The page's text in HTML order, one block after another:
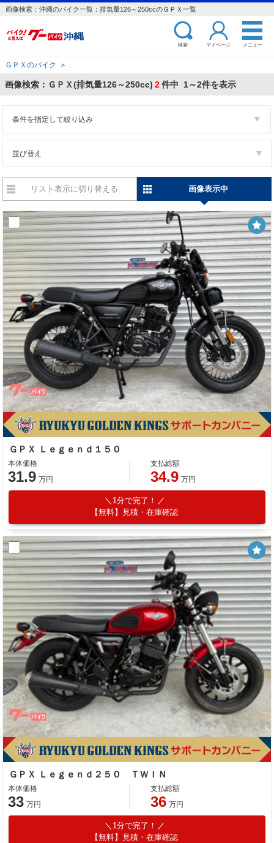
画像検索：沖縄のバイク一覧：排気量126～250ccのＧＰＸ一覧
検索 マイページ メニュー
ＧＰＸのバイク ＞
画像検索：ＧＰＸ(排気量126～250cc) 2件中 1～2件を表示
条件を指定して絞り込み
並び替え
リスト表示に切り替える 画像表示中
ＧＰＸ Ｌｅｇｅｎｄ１５０
本体価格
31.9 万円
支払総額
34.9 万円
1分で完了！
【無料】見積・在庫確認
ＧＰＸ Ｌｅｇｅｎｄ２５０ ＴＷＩＮ
本体価格
33 万円
支払総額
36 万円
1分で完了！
【無料】見積・在庫確認